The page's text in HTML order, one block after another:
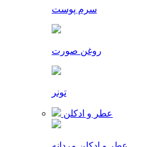
سرم پوست
روغن صورت
تونر
عطر و ادکلن